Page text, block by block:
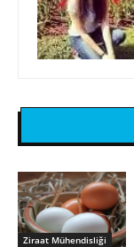
Ziraat Mühendisliği